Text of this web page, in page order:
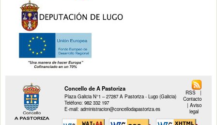
Concello de A Pastoriza
Plaza Galicia N°1 – 27287 A Pastoriza - Lugo (Galicia)
Teléfono: 982 332 197
E-mail: administracion@concellodapastoriza.es
RSS
|
Contacto
| Aviso
legal